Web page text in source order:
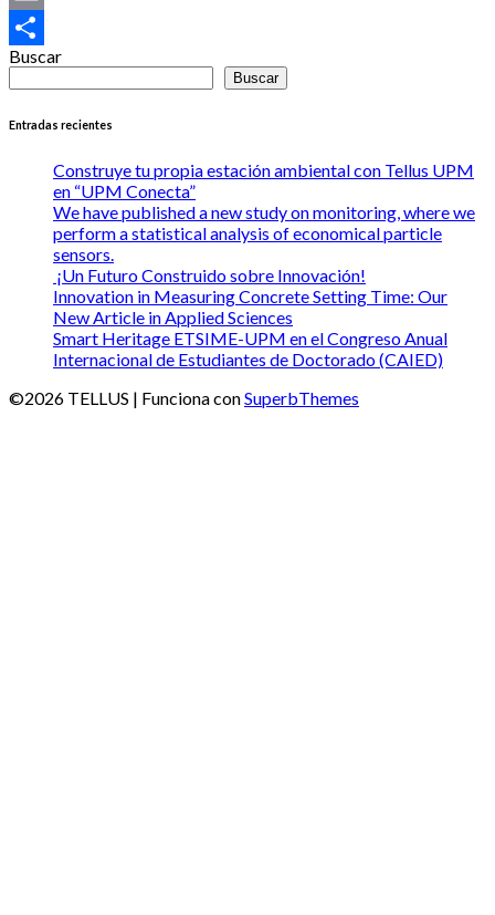
Email
Compartir
Buscar
Buscar
Entradas recientes
Construye tu propia estación ambiental con Tellus UPM
en “UPM Conecta”
We have published a new study on monitoring, where we
perform a statistical analysis of economical particle
sensors.
¡Un Futuro Construido sobre Innovación!
Innovation in Measuring Concrete Setting Time: Our
New Article in Applied Sciences
Smart Heritage ETSIME-UPM en el Congreso Anual
Internacional de Estudiantes de Doctorado (CAIED)
©2026 TELLUS | Funciona conSuperbThemes